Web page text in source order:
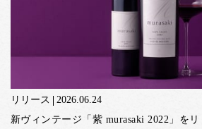
リリース
2026.06.24
新ヴィンテージ「紫 murasaki 2022」をリ